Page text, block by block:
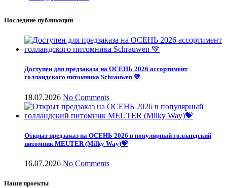
Последние публикации
Доступен для предзаказа на ОСЕНЬ 2026 ассортимент
голландского питомника Schrauwen 💚
18.07.2026 No Comments
Открыт предзаказ на ОСЕНЬ 2026 в популярный голландский
питомник MEUTER (Milky Way)💝
16.07.2026 No Comments
Наши проекты